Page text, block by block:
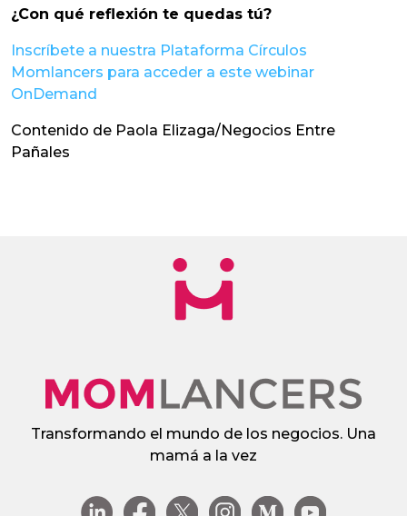
¿Con qué reflexión te quedas tú?
Inscríbete a nuestra Plataforma Círculos
Momlancers para acceder a este webinar
OnDemand
Contenido de Paola Elizaga/Negocios Entre
Pañales
Transformando el mundo de los negocios. Una
mamá a la vez